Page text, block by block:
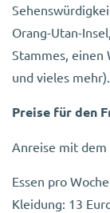
Orang-Utan-
Stammes, einen
und vieles mehr).
Preise für den
Anreise mit dem
Essen pro
Kleidung: 13